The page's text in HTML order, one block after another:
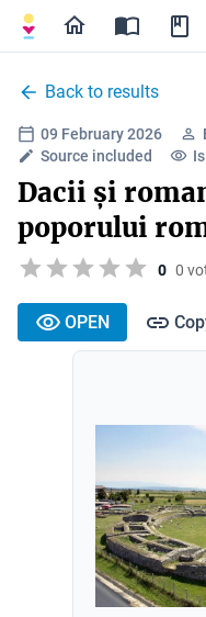
Back to results
09 February 2026
Source included
Dacii și
poporului
0 0
OPEN